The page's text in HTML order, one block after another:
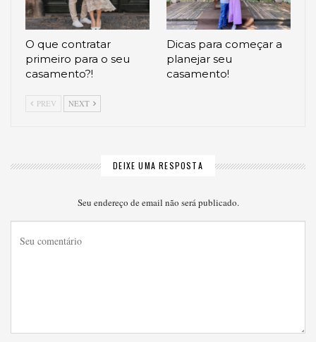
O que contratar
primeiro para o seu
casamento?!
Dicas para começar a
planejar seu
casamento!
PREV NEXT
DEIXE UMA RESPOSTA
Seu endereço de email não será publicado.